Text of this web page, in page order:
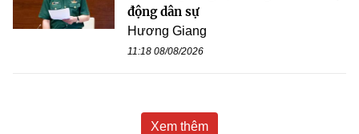
động dân sự
Hương Giang
11:18 08/08/2026
Xem thêm